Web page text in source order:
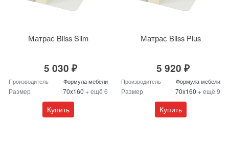
Матрас Bliss Slim
5 030 ₽
Производитель Формула мебели
Размер 70x160 + ещё 6
Купить
Матрас Bliss Plus
5 920 ₽
Производитель Формула мебели
Размер 70x160 + ещё 9
Купить